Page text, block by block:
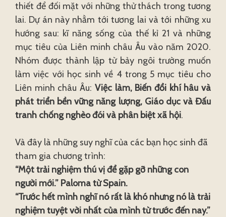
thiết để đối mặt với những thử thách trong tương
lai. Dự án này nhằm tới tương lai và tới những xu
hướng sau: kĩ năng sống của thế kỉ 21 và những
mục tiêu của Liên minh châu Âu vào năm 2020.
Nhóm được thành lập từ bảy ngôi trường muốn
làm việc với học sinh về 4 trong 5 mục tiêu cho
Liên minh châu Âu: Việc làm, Biến đổi khí hâu và
phát triển bền vững năng lượng, Giáo dục và Đấu
tranh chống nghèo đói và phân biệt xã hội.
Và đây là những suy nghĩ của các bạn học sinh đã
tham gia chương trình:
“Một trải nghiệm thú vị để gặp gỡ những con
người mới.” Paloma từ Spain.
“Trước hết mình nghĩ nó rất là khó nhưng nó là trải
nghiệm tuyệt vời nhất của mình từ trước đến nay.”